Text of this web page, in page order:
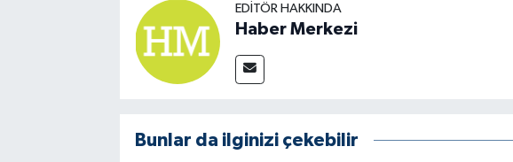
EDITÖR HAKKINDA
Haber Merkezi
Bunlar da ilginizi çekebilir